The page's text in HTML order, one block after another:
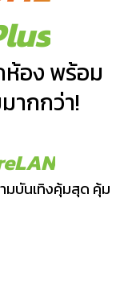
ห้อง พร้อม
ากกว่า!
มบันเทิงคุ้มสุด คุ้ม